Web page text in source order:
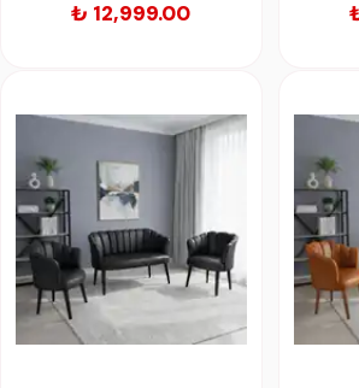
₺ 12,999.00